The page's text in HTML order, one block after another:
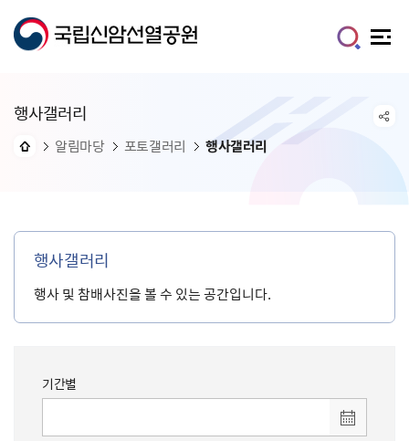
행사갤러리
알림마당 포토갤러리 행사갤러리
행사갤러리
행사 및 참배사진을 볼 수 있는 공간입니다.
기간별